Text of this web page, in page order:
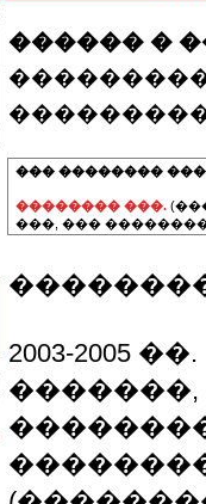
������ �
��� ��������
�������� ���.
���, ���
2003-